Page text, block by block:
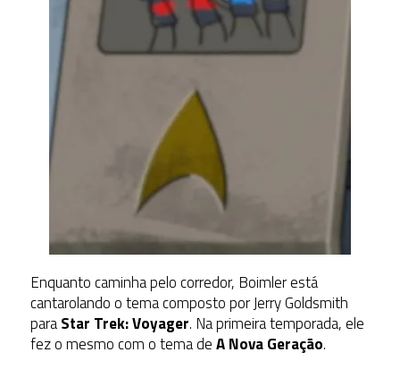
Enquanto caminha pelo corredor, Boimler está
cantarolando o tema composto por Jerry Goldsmith
paraStar Trek: Voyager. Na primeira temporada, ele
fez o mesmo com o tema deA Nova Geração.